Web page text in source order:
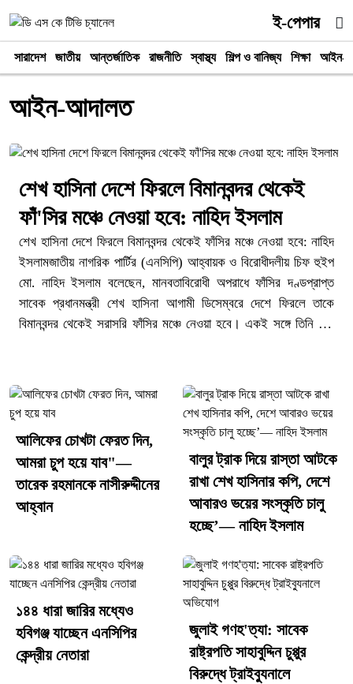
ই-পেপার
সারাদেশ জাতীয় আন্তর্জাতিক রাজনীতি স্বাস্থ্য শিল্প ও বানিজ্য শিক্ষা আইন-
আইন-আদালত
শেখ হাসিনা দেশে ফিরলে বিমানবন্দর থেকেই
ফাঁ'সির মঞ্চে নেওয়া হবে: নাহিদ ইসলাম
শেখ হাসিনা দেশে ফিরলে বিমানবন্দর থেকেই ফাঁসির মঞ্চে নেওয়া হবে: নাহিদ
ইসলামজাতীয় নাগরিক পার্টির (এনসিপি) আহ্বায়ক ও বিরোধীদলীয় চিফ হুইপ
মো. নাহিদ ইসলাম বলেছেন, মানবতাবিরোধী অপরাধে ফাঁসির দণ্ডপ্রাপ্ত
সাবেক প্রধানমন্ত্রী শেখ হাসিনা আগামী ডিসেম্বরে দেশে ফিরলে তাকে
বিমানবন্দর থেকেই সরাসরি ফাঁসির মঞ্চে নেওয়া হবে। একই সঙ্গে তিনি দাবি
রাজধানীর কাকরাইলের আইডিবি মিলনায়তনে "শহীদ পরিবার ও আহতদের
কণ্ঠে জনতার ১ দফা" শীর্ষক আলোচনা সভায় বক্তব্য দিতে গিয়ে তিনি এসব
কথা বলেন।নাহিদ ইসলাম আরও বলেন, যদি শেখ হাসিনা ডিসেম্বরে দেশে
ফেরেন এবং সেই পথ প্রস্তুত করা হয়, তাহলে জুলাই আন্দোলনের যোদ্ধারা
প্রস্তুত থাকবে।তার এই বক্তব্য রাজনৈতিক অঙ্গনে নতুন করে আলোচনা সৃষ্টি
করেছে।
আলিফের চোখটা ফেরত দিন,
আমরা চুপ হয়ে যাব"—
তারেক রহমানকে নাসীরুদ্দীনের
আহ্বান
বালুর ট্রাক দিয়ে রাস্তা আটকে
রাখা শেখ হাসিনার কপি, দেশে
আবারও ভয়ের সংস্কৃতি চালু
হচ্ছে’— নাহিদ ইসলাম
১৪৪ ধারা জারির মধ্যেও
হবিগঞ্জ যাচ্ছেন এনসিপির
কেন্দ্রীয় নেতারা
জুলাই গণহ'ত্যা: সাবেক
রাষ্ট্রপতি সাহাবুদ্দিন চুপ্পুর
বিরুদ্ধে ট্রাইব্যুনালে